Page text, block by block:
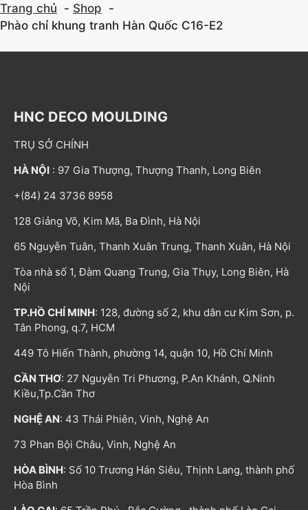
Trang chủ
Shop
Phào chỉ khung tranh Hàn Quốc C16-E2
HNC DECO MOULDING
TRỤ SỞ CHÍNH
HÀ NỘI : 97 Gia Thượng, Thượng Thanh, Long Biên
+(84) 24 3736 8958
128 Giảng Võ, Kim Mã, Ba Đình, Hà Nội
65 Nguyễn Tuân, Thanh Xuân Trung, Thanh Xuân, Hà Nội
Tòa nhà số 1, Đàm Quang Trung, Gia Thụy, Long Biên, Hà
Nội
TP.HỒ CHÍ MINH: 128, đường số 2, khu dân cư Kim Sơn, p.
Tân Phong, q.7, HCM
449 Tô Hiến Thành, phường 14, quận 10, Hồ Chí Minh
CẦN THƠ: 27 Nguyễn Tri Phương, P.An Khánh, Q.Ninh
Kiều,Tp.Cần Thơ
NGHỆ AN: 43 Thái Phiên, Vinh, Nghệ An
73 Phan Bội Châu, Vinh, Nghệ An
HÒA BÌNH: Số 10 Trương Hán Siêu, Thịnh Lang, thành phố
Hòa Bình